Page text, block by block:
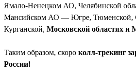
Ямало-Ненецком АО, Челябинской
Мансийском АО — Югре, Тюменской,
Курганской, Московской областях и
Таким образом, скоро колл-трекинг
России!